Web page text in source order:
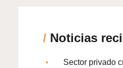
/ Noticias
Sector privado